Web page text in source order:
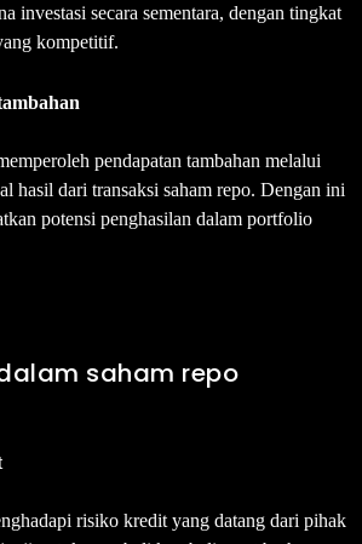
investasi secara sementara, dengan tingkat
kompetitif.
pendapatan tambahan melalui
hasil dari transaksi saham repo. Dengan ini
potensi penghasilan dalam portfolio
saham repo
risiko kredit yang datang dari pihak